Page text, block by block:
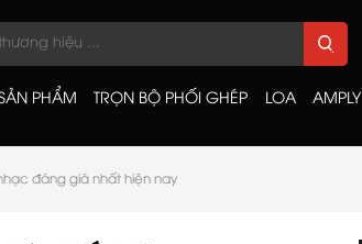
PHẨM TRỌN BỘ PHỐI GHÉP LOA AMPLY
đáng giá nhất hiện nay